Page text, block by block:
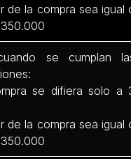
la compra sea igual
se cumplan
se difiera solo a
la compra sea igual